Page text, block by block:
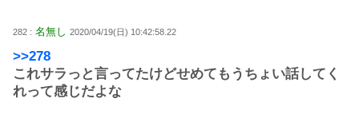
282 : 名無し 2020/04/19(日) 10:42:58.22
>>278
これサラっと言ってたけどせめてもうちょい話してく
れって感じだよな